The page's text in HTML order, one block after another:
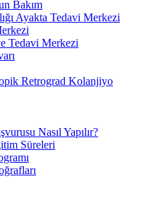
Bakım
Ayakta Tedavi Merkezi
Tedavi Merkezi
Retrograd Kolanjiyo
Nasıl Yapılır?
Süreleri